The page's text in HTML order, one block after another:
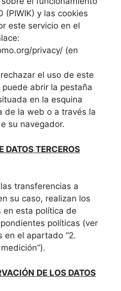
(PIWIK) y las cookies
este servicio en el
privacy/ (en
el uso de este
abrir la pestaña
en la esquina
de la web o a través la
su navegador.
DATOS TERCEROS
transferencias a
su caso, realizan los
esta política de
políticas (ver
en el apartado “2.
DE LOS DATOS